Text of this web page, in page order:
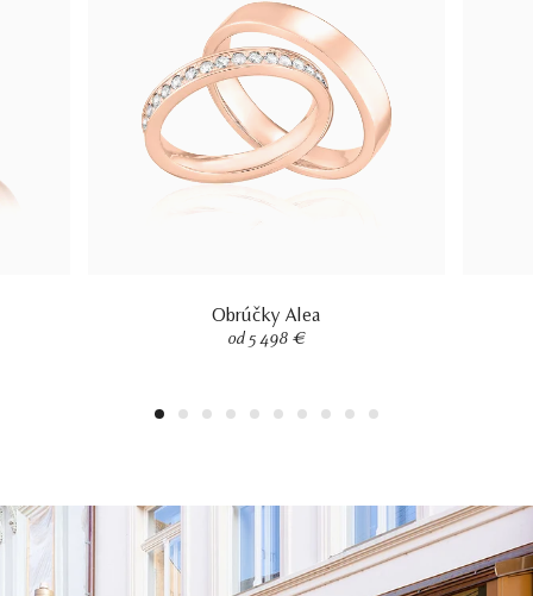
Obrúčky Alea
od 5 498 €
1 2 3 4 5 6 7 8 9 10